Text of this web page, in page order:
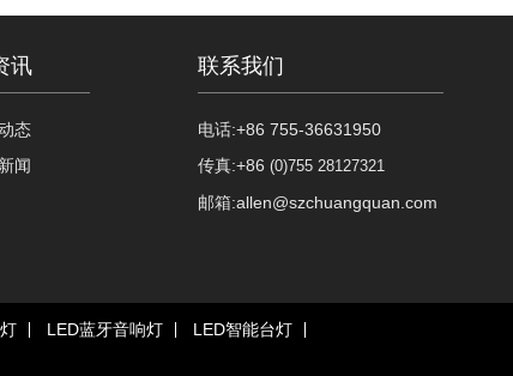
讯
态
闻
联系我们
电话:+86 755-36631950
传真:+86 (0)755 28127321
邮箱:allen@szchuangquan.com
LED蓝牙音响灯
LED智能台灯